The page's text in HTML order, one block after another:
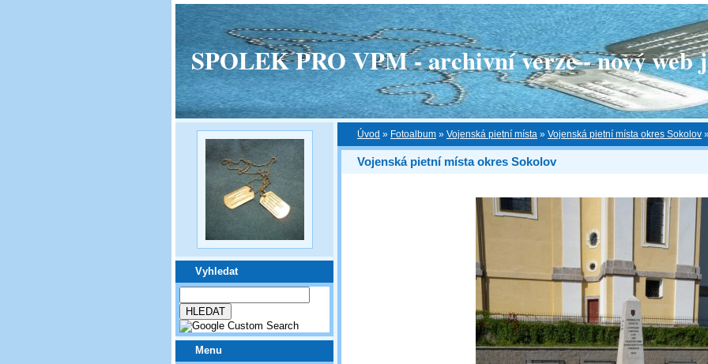
SPOLEK PRO VPM - archivní verze - nový web
Vyhledat
Menu
Úvod » Fotoalbum » Vojenská pietní místa » Vojenská pietní místa okres Sokolov
Vojenská pietní místa okres Sokolov